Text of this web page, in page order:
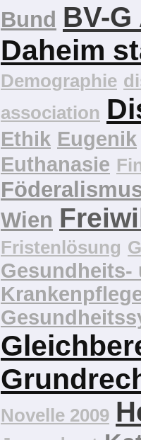
Bund BV-
Daheim
Demographie
association
Ethik Eugenik
Euthanasie
Wien
Fristenlösung
Gesundheits-
Novelle 2009